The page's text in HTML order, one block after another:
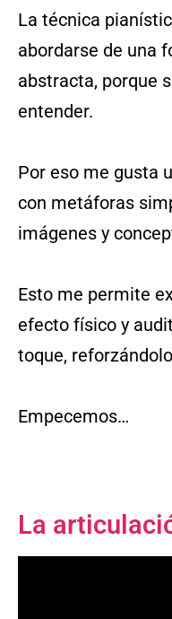
La técnica
abordarse de una
abstracta, porque
entender.
Por eso me gusta
con metáforas
imágenes y
Esto me permite
efecto físico y
toque,
Empecemos…
La